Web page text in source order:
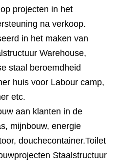
projecten in het
na verkoop.
in het maken van
Warehouse,
staal beroemdheid
huis voor Labour camp,
etc.
aan klanten in de
mijnbouw, energie
douchecontainer.Toilet
Staalstructuur